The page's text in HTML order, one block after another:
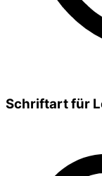
Schriftart für